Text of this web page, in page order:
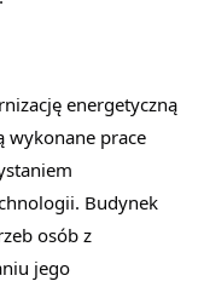
energetyczną
wykonane prace
Budynek
osób z
jego